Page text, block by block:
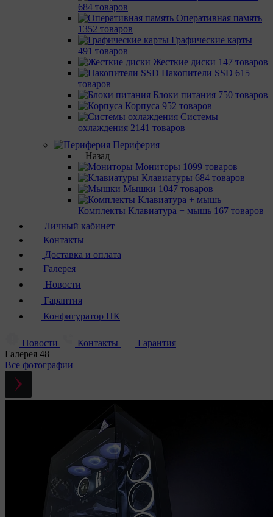
684 товаров
Оперативная память
1352 товаров
Графические карты
491 товаров
Жесткие диски 147 товаров
Накопители SSD 615
товаров
Блоки питания 750 товаров
Корпуса 952 товаров
Системы
охлаждения 2141 товаров
Периферия
Назад
Мониторы 1099 товаров
Клавиатуры 684 товаров
Мышки 1047 товаров
Комплекты Клавиатура + мышь 167 товаров
Личный кабинет
Контакты
Доставка и оплата
Галерея
Новости
Гарантия
Конфигуратор ПК
Новости Контакты
Гарантия
Галерея 48
Все фотографии